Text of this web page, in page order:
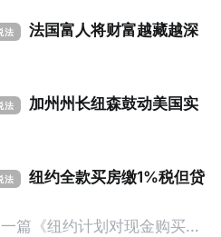
法
法国富人将财富越藏越深
法
加州州长纽森鼓动美国实
法
纽约全款买房缴1%税但贷
篇《纽约计划对现金购买的